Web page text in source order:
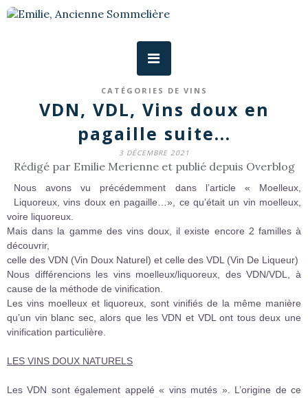
CATÉGORIES DE VINS
VDN, VDL, Vins doux en
pagaille suite...
3 DÉCEMBRE 2021
Rédigé par Emilie Merienne et publié depuis Overblog
Nous avons vu précédemment dans l’article « Moelleux,
Liquoreux, vins doux en pagaille…», ce qu’était un vin moelleux,
voire liquoreux.
Mais dans la gamme des vins doux, il existe encore 2 familles à
découvrir,
celle des VDN (Vin Doux Naturel) et celle des VDL (Vin De Liqueur)
Nous différencions les vins moelleux/liquoreux, des VDN/VDL, à
cause de la méthode de vinification.
Les vins moelleux et liquoreux, sont vinifiés de la même manière
qu’un vin blanc sec, alors que les VDN et VDL ont tous deux une
vinification particulière.
LES VINS DOUX NATURELS
Les VDN sont également appelé « vins mutés ». L’origine de ce